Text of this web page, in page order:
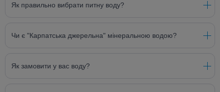
Як правильно вибрати питну воду?
Чи є "Карпатська джерельна" мінеральною водою?
Як замовити у вас воду?